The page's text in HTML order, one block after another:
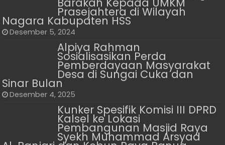
Prasejahtera di Wilayah
Nagara Kabupaten HSS
Desember 5, 2024
Alpiya Rahman
Sosialisasikan Perda
Pemberdayaan Masyarakat
Desa di Sungai Cuka dan
Sinar Bulan
Desember 4, 2025
Kunker Spesifik Komisi III DPRD
Kalsel ke Lokasi
Pembangunan Masjid Raya
Syekh Muhammad Arsyad